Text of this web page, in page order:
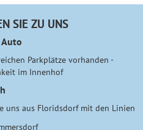
SIE ZU UNS
Parkplätze vorhanden -
im Innenhof
uns aus Floridsdorf mit den Linien